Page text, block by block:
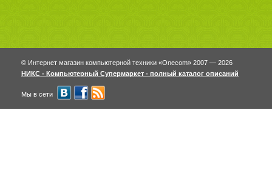
© Интернет магазин компьютерной техники «Onecom» 2007 — 2026
НИКС - Компьютерный Cупермаркет - полный каталог описаний
Мы в сети